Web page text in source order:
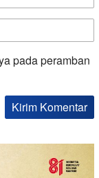
pada peramban